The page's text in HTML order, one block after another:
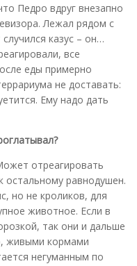
Педро вдруг внезапно
Лежал рядом с
казус – он…
все
еды примерно
не доставать:
Ему надо дать
отреагировать
остальному равнодушен.
но не кроликов, для
животное. Если в
так они и дальше
живыми кормами
негуманным по